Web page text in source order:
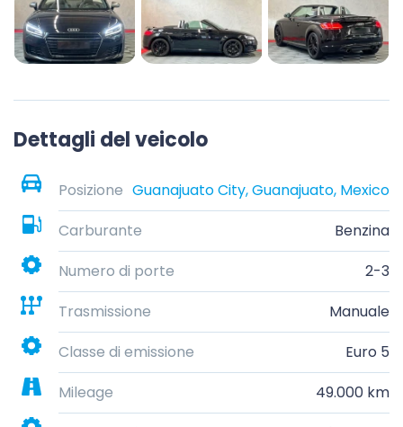
Dettagli del veicolo
Posizione Guanajuato City, Guanajuato, Mexico
Carburante
Benzina
Numero di porte
2-3
Trasmissione
Manuale
Classe di emissione
Euro 5
Mileage
49.000 km